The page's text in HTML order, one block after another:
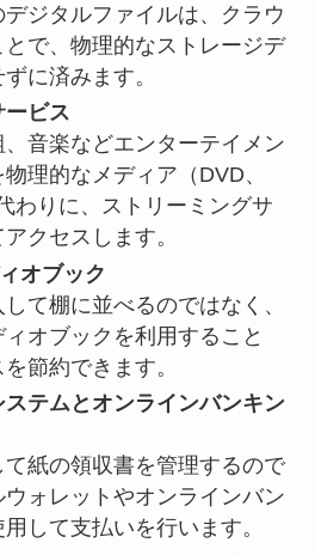
ジタルファイルは、クラウ
とで、物理的なストレージデ
に済みます。
ービス
音楽などエンターテイメン
理的なメディア（DVD、
わりに、ストリーミングサ
クセスします。
オブック
て棚に並べるのではなく、
オブックを利用すること
節約できます。
テムとオンラインバンキン
紙の領収書を管理するので
ォレットやオンラインバン
して支払いを行います。